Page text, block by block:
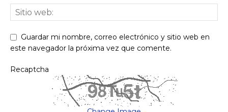
Guardar mi nombre, correo electrónico y sitio web en
este navegador la próxima vez que comente.
Recaptcha